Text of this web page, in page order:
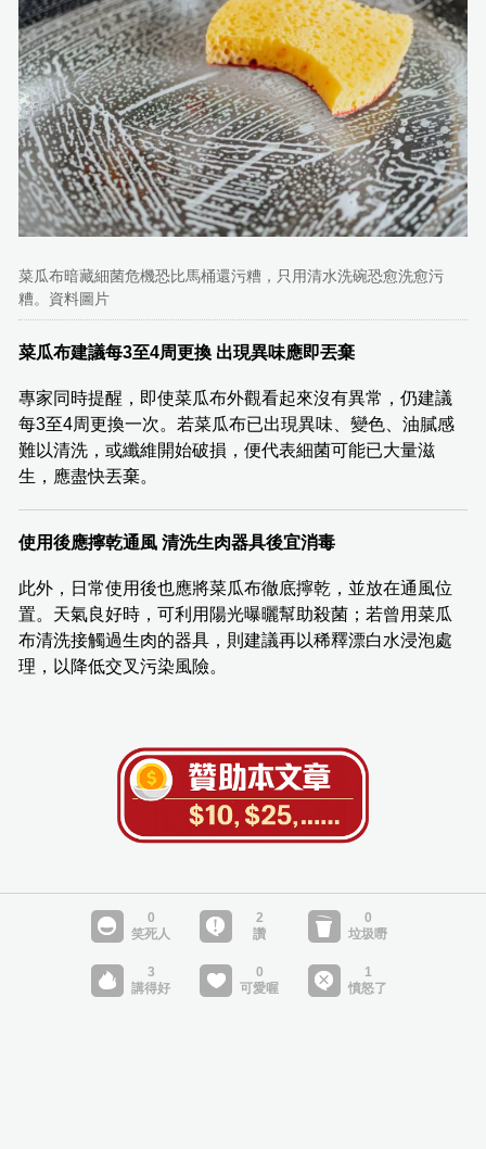
菜瓜布暗藏細菌危機恐比馬桶還污糟，只用清水洗碗恐愈洗愈污
糟。資料圖片
菜瓜布建議每3至4周更換 出現異味應即丟棄
專家同時提醒，即使菜瓜布外觀看起來沒有異常，仍建議
每3至4周更換一次。若菜瓜布已出現異味、變色、油膩感
難以清洗，或纖維開始破損，便代表細菌可能已大量滋
生，應盡快丟棄。
使用後應擰乾通風 清洗生肉器具後宜消毒
此外，日常使用後也應將菜瓜布徹底擰乾，並放在通風位
置。天氣良好時，可利用陽光曝曬幫助殺菌；若曾用菜瓜
布清洗接觸過生肉的器具，則建議再以稀釋漂白水浸泡處
理，以降低交叉污染風險。